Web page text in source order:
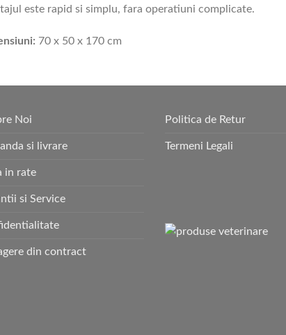
este rapid si simplu, fara operatiuni complicate.
70 x 50 x 170 cm
Noi
si livrare
in rate
si Service
din contract
Politica de Retur
Termeni Legali